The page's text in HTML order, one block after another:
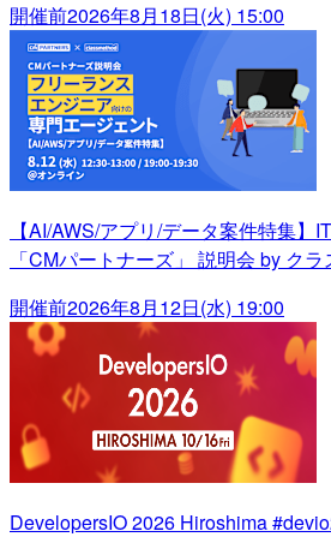
開催前2026年8月18日(火) 15:00
【AI/AWS/アプリ/データ案件特集】
「CMパートナーズ」 説明会 by ク
開催前2026年8月12日(水) 19:00
DevelopersIO 2026 Hiroshima